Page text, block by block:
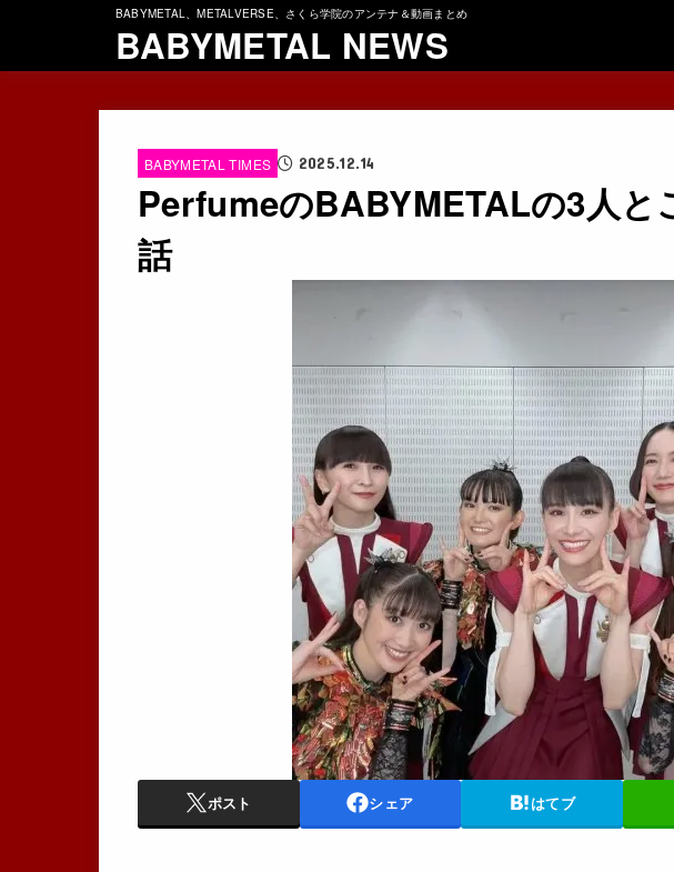
BABYMETAL、METALVERSE、さくら学院のアンテナ＆動画まとめ
BABYMETAL NEWS
BABYMETAL TIMES 2025.12.14
PerfumeのBABYMETALの3人と
話
ポスト シェア はてブ